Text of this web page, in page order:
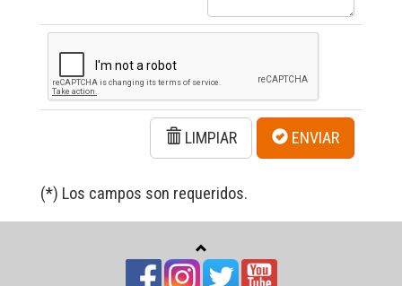
ENVIAR
LIMPIAR
(*) Los campos son requeridos.